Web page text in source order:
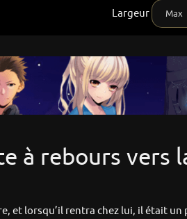
Largeur
à rebours vers
et lorsqu’il rentra chez lui, il était